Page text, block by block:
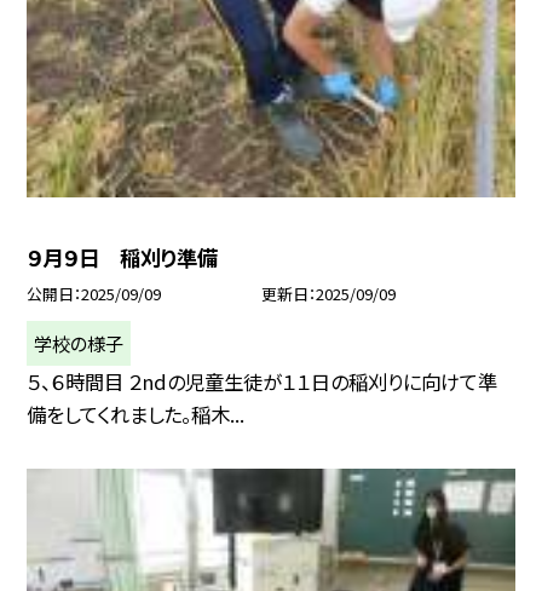
９月９日 稲刈り準備
公開日 2025/09/09 更新日 2025/09/09
学校の様子
５、６時間目 ２ndの児童生徒が１１日の稲刈りに向けて準
備をしてくれました。稲木...